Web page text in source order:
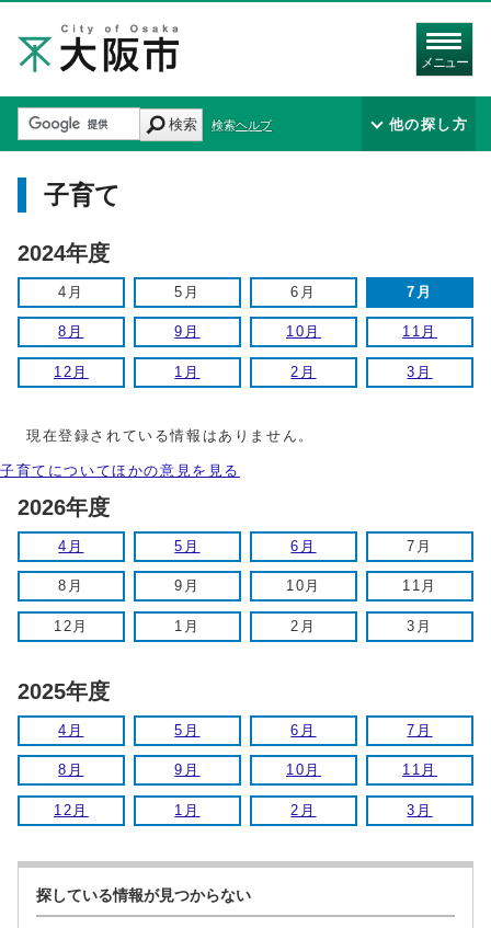
メニュー
検索 検索ヘルプ 他の探し方
子育て
2024年度
4月 5月 6月 7月
8月 9月 10月 11月
12月 1月 2月 3月
現在登録されている情報はありません。
子育てについてほかの意見を見る
2026年度
4月 5月 6月 7月
8月 9月 10月 11月
12月 1月 2月 3月
2025年度
4月 5月 6月 7月
8月 9月 10月 11月
12月 1月 2月 3月
探している情報が見つからない